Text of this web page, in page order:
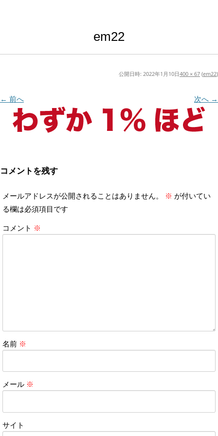
em22
公開日時: 2022年1月10日400 × 67 (em22)
← 前へ 次へ →
コメントを残す
メールアドレスが公開されることはありません。 ※ が付いてい
る欄は必須項目です
コメント ※
名前 ※
メール ※
サイト